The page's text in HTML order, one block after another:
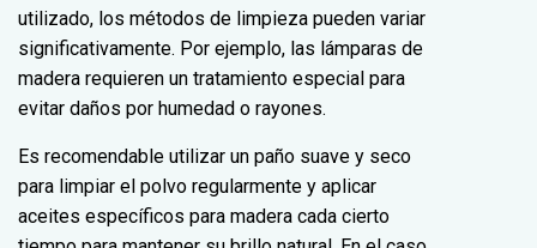
utilizado, los métodos de limpieza pueden variar
significativamente. Por ejemplo, las lámparas de
madera requieren un tratamiento especial para
evitar daños por humedad o rayones.
Es recomendable utilizar un paño suave y seco
para limpiar el polvo regularmente y aplicar
aceites específicos para madera cada cierto